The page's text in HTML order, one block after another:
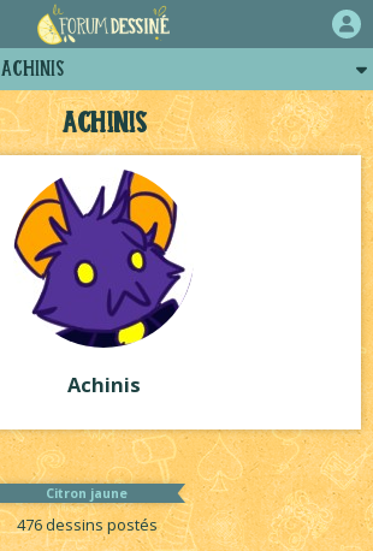
Achinis
Achinis
Citron jaune
476 dessins postés
Achinis
Posts d'Achinis
Arènes d'Achinis
Projets collectifs d'Achinis